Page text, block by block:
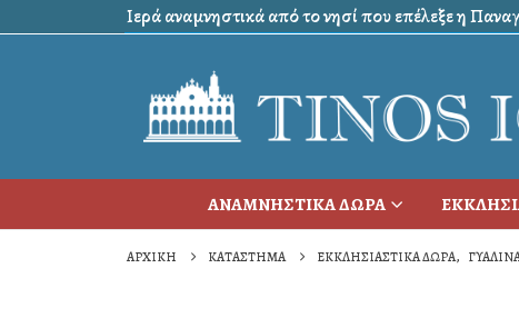
Ιερά αναμνηστικά από το νησί που επέλεξε η
ΑΝΑΜΝΗΣΤΙΚΑ ΔΩΡΑ
ΑΡΧΙΚΉ ΚΑΤΆΣΤΗΜΑ ΕΚΚΛΗΣΙΑΣΤΙΚΑ ΔΩΡΑ,